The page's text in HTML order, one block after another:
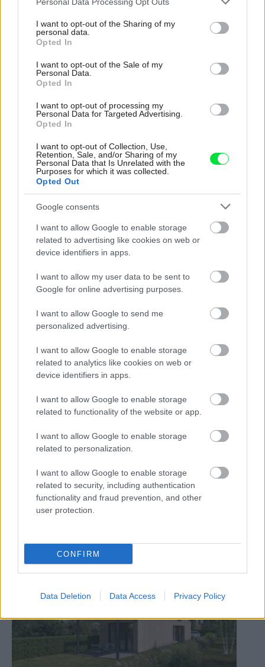
not limited to your visit or usage behaviour. You may click to
grant or deny consent to Google and its third-party tags to
use your data for below specified purposes in below Google
consent section.
I want to opt-out of the Sharing of my
personal data.
Opted In
I want to opt-out of the Sale of my
Personal Data.
Opted In
I want to opt-out of processing my
Personal Data for Targeted Advertising.
Opted In
I want to opt-out of Collection, Use,
Retention, Sale, and/or Sharing of my
Personal Data that Is Unrelated with the
Purposes for which it was collected.
Opted Out
Google consents
I want to allow Google to enable storage
related to advertising like cookies on web or
device identifiers in apps.
I want to allow my user data to be sent to
Google for online advertising purposes.
I want to allow Google to send me
personalized advertising.
I want to allow Google to enable storage
related to analytics like cookies on web or
device identifiers in apps.
I want to allow Google to enable storage
related to functionality of the website or app.
I want to allow Google to enable storage
related to personalization.
I want to allow Google to enable storage
related to security, including authentication
functionality and fraud prevention, and other
user protection.
CONFIRM
Data Deletion Data Access Privacy Policy
Projekt rodinného domu podzemný kryt B1
Projekt rodinného domu Blanka 41 B
Projekt rodinného domu Javijani 143